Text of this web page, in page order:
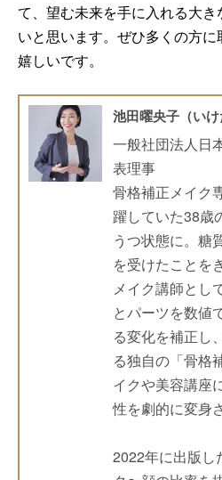
て、望む未来を手に入れる大
いと思います。ぜひ多くの方
嬉しいです。
池田曜央子（い
一般社団法人
表理事
骨格補正メイク
躍していた38歳
うつ状態に。糖
を受けたことを
メイク講師とし
とパーツを数値
る変化を補正し
る独自の「骨格
イクや美容講座
性を劇的に変身
2022年に出版し